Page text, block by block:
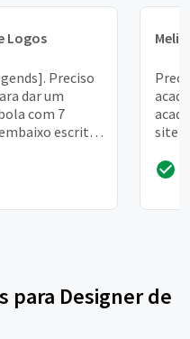
Logos
Preciso
dar um
com 7
escrito
site
para Designer de